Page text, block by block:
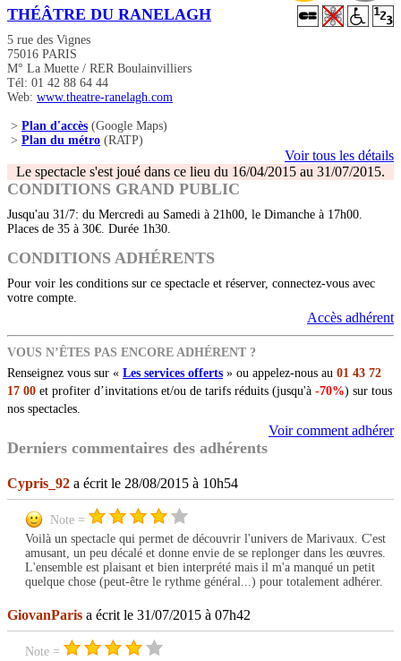
THÉÂTRE DU RANELAGH
5 rue des Vignes
75016 PARIS
M° La Muette / RER Boulainvilliers
Tél: 01 42 88 64 44
Web: www.theatre-ranelagh.com
> Plan d'accès (Google Maps)
> Plan du métro (RATP)
Voir tous les détails
Le spectacle s'est joué dans ce lieu du 16/04/2015 au 31/07/2015.
CONDITIONS GRAND PUBLIC
Jusqu'au 31/7: du Mercredi au Samedi à 21h00, le Dimanche à 17h00.
Places de 35 à 30€. Durée 1h30.
CONDITIONS ADHÉRENTS
Pour voir les conditions sur ce spectacle et réserver, connectez-vous avec
votre compte.
Accès adhérent
VOUS N’ÊTES PAS ENCORE ADHÉRENT ?
Renseignez vous sur « Les services offerts » ou appelez-nous au 01 43 72
17 00 et profiter d’invitations et/ou de tarifs réduits (jusqu'à -70%) sur tous
nos spectacles.
Voir comment adhérer
Derniers commentaires des adhérents
Cypris_92 a écrit le 28/08/2015 à 10h54
Note =
Voilà un spectacle qui permet de découvrir l'univers de Marivaux. C'est
amusant, un peu décalé et donne envie de se replonger dans les œuvres.
L'ensemble est plaisant et bien interprété mais il m'a manqué un petit
quelque chose (peut-être le rythme général...) pour totalement adhérer.
GiovanParis a écrit le 31/07/2015 à 07h42
Note =